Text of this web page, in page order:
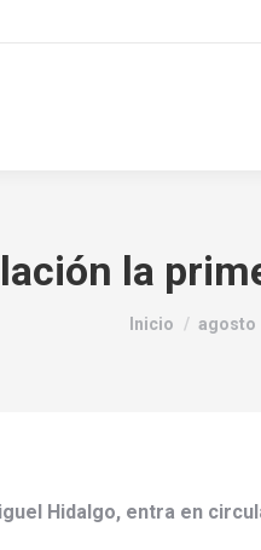
la
Estás aquí:
Inicio agosto
Hidalgo, entra en